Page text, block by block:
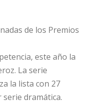
de los Premios
este año la
La serie
la lista con 27
dramática.